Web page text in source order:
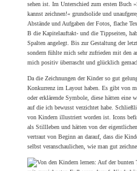
sehen ist. Im Unterschied zum ersten Buch
kannst zeichnen!« grundsolide und
Abstände und Aufgaben der Fotos, flache
B die Kapitelauftakt- und die Tippseiten,
Spalten angelegt. Bis zur Gestaltung der
sondern fühlte mich sehr zufrieden mit den
mich positiv überrascht und glücklich
Da die Zeichnungen der Kinder so gut
Konkurrenz im Layout haben. Es gibt von
oder erklärende Symbole, diese hätten eine
auf die ich bewusst verzichtet habe.
von Kindern illustriert worden ist. Icons
als Stillleben und hätten von der
vertraut von Beginn an darauf, dass die
selbst veranschaulichen, wie man gut